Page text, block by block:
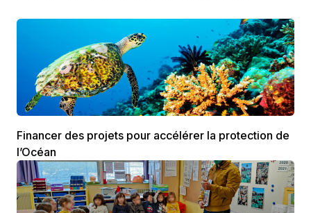
Financer des projets pour accélérer la protection de
l’Océan